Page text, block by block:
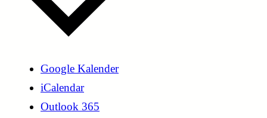
Google Kalender
iCalendar
Outlook 365